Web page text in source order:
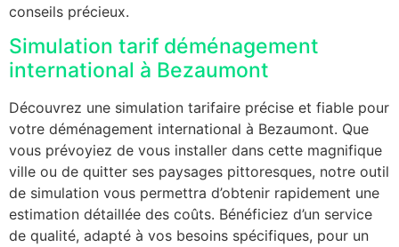
conseils précieux.
Simulation tarif déménagement
international à Bezaumont
Découvrez une simulation tarifaire précise et fiable pour
votre déménagement international à Bezaumont. Que
vous prévoyiez de vous installer dans cette magnifique
ville ou de quitter ses paysages pittoresques, notre outil
de simulation vous permettra d’obtenir rapidement une
estimation détaillée des coûts. Bénéficiez d’un service
de qualité, adapté à vos besoins spécifiques, pour un